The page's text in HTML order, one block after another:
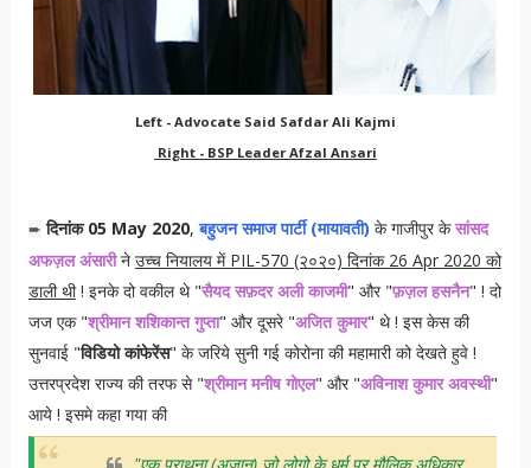
Left - Advocate Said Safdar Ali Kajmi
Right - BSP Leader Afzal Ansari
➨ दिनांक 05 May 2020, बहुजन समाज पार्टी (मायावती) के गाजीपुर केसांसद
अफज़ल अंसारीने उच्च नियालय में PIL-570 (२०२०) दिनांक 26 Apr 2020 को
डाली थी! इनके दो वकील थे "सैयद सफ़दर अली काजमी" और "फ़ज़ल हसनैन" ! दो
जज एक "श्रीमान शशिकान्त गुप्ता" और दूसरे "अजित कुमार" थे ! इस केस की
सुनवाई "विडियो कांफेरेंस" के जरिये सुनी गई कोरोना की महामारी को देखते हुवे !
उत्तरप्रदेश राज्य की तरफ से "श्रीमान मनीष गोएल" और "अविनाश कुमार अवस्थी"
आये ! इसमे कहा गया की